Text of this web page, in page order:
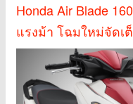
Honda Air Blade
แรงม้า โฉมใหม่จัดเ